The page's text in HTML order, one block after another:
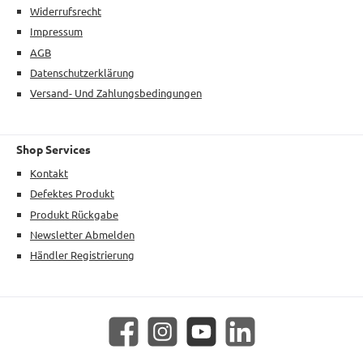
Widerrufsrecht
Impressum
AGB
Datenschutzerklärung
Versand- Und Zahlungsbedingungen
Shop Services
Kontakt
Defektes Produkt
Produkt Rückgabe
Newsletter Abmelden
Händler Registrierung
Facebook Instagram YouTube LinkedIn